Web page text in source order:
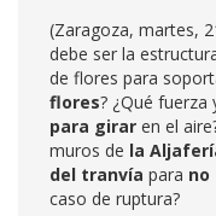
(Zaragoza, martes,
debe ser la
de flores para
flores? ¿Qué fuerza
para girar en el
muros de la
del tranvía para no
caso de ruptura?